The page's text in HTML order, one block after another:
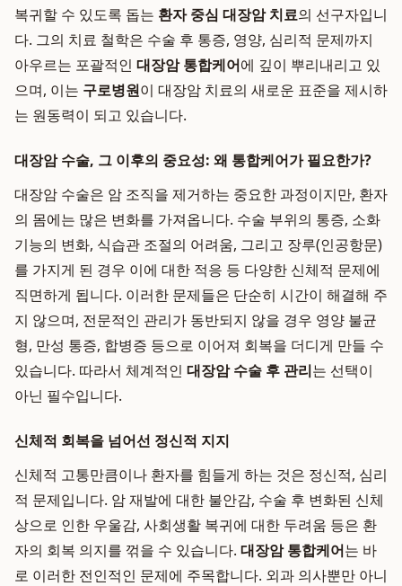
복귀할 수 있도록 돕는 환자 중심 대장암 치료의 선구자입니
다. 그의 치료 철학은 수술 후 통증, 영양, 심리적 문제까지
아우르는 포괄적인 대장암 통합케어에 깊이 뿌리내리고 있
으며, 이는 구로병원이 대장암 치료의 새로운 표준을 제시하
는 원동력이 되고 있습니다.
대장암 수술, 그 이후의 중요성: 왜 통합케어가 필요한가?
대장암 수술은 암 조직을 제거하는 중요한 과정이지만, 환자
의 몸에는 많은 변화를 가져옵니다. 수술 부위의 통증, 소화
기능의 변화, 식습관 조절의 어려움, 그리고 장루(인공항문)
를 가지게 된 경우 이에 대한 적응 등 다양한 신체적 문제에
직면하게 됩니다. 이러한 문제들은 단순히 시간이 해결해 주
지 않으며, 전문적인 관리가 동반되지 않을 경우 영양 불균
형, 만성 통증, 합병증 등으로 이어져 회복을 더디게 만들 수
있습니다. 따라서 체계적인 대장암 수술 후 관리는 선택이
아닌 필수입니다.
신체적 회복을 넘어선 정신적 지지
신체적 고통만큼이나 환자를 힘들게 하는 것은 정신적, 심리
적 문제입니다. 암 재발에 대한 불안감, 수술 후 변화된 신체
상으로 인한 우울감, 사회생활 복귀에 대한 두려움 등은 환
자의 회복 의지를 꺾을 수 있습니다. 대장암 통합케어는 바
로 이러한 전인적인 문제에 주목합니다. 외과 의사뿐만 아니